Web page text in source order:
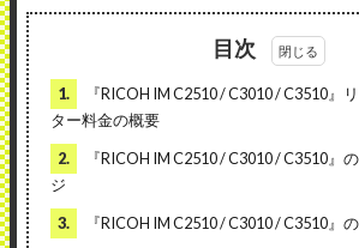
目次
1.
『RICOH IM C2510 / C3010 / C3510』
ター料金の概要
2.
『RICOH IM C2510 / C3010 / C3510』
ジ
3.
『RICOH IM C2510 / C3010 / C3510』